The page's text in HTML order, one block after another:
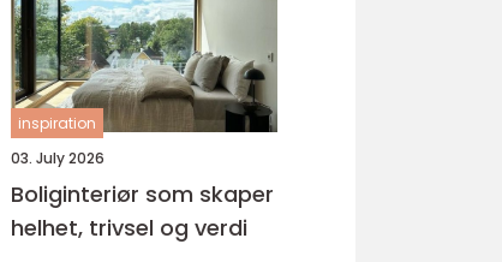
inspiration
03. July 2026
Boliginteriør som skaper
helhet, trivsel og verdi